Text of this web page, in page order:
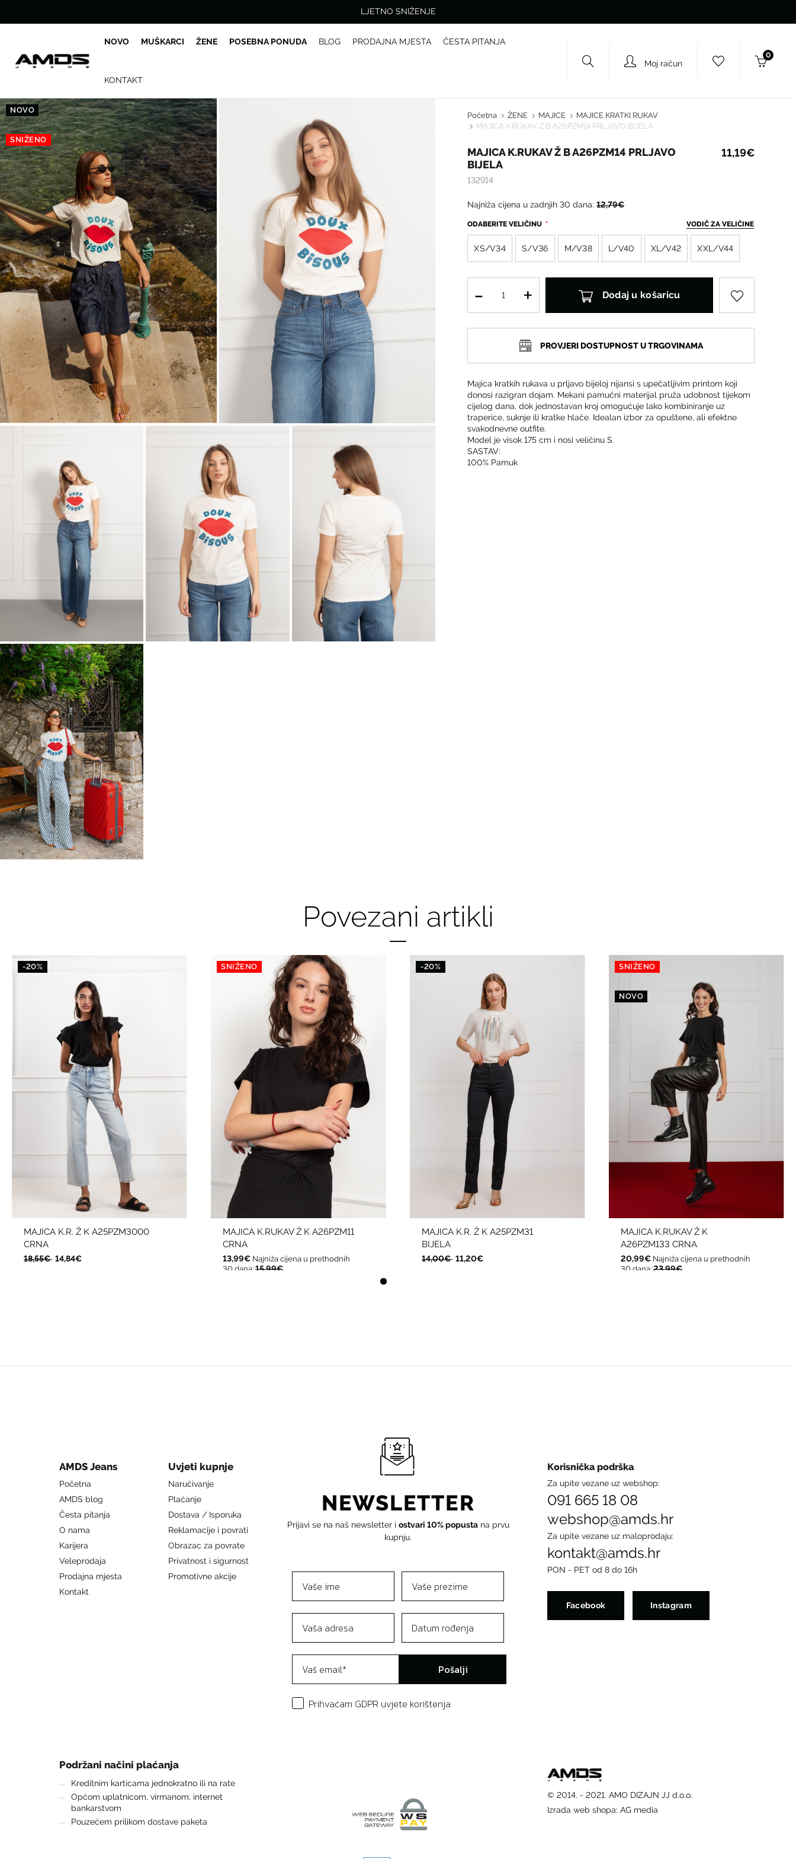
LJETNO SNIŽENJE
NOVO MUŠKARCI ŽENE POSEBNA PONUDA BLOG PRODAJNA MJESTA ČESTA PITANJA
KONTAKT
Moj račun
0
NOVO
SNIŽENO
Početna ŽENE MAJICE
MAJICE KRATKI RUKAV
MAJICA K.RUKAV Ž B A26PZM14 PRLJAVO BIJELA
MAJICA K.RUKAV Ž B A26PZM14 PRLJAVO
BIJELA
132914
11,19€
Najniža cijena u zadnjih 30 dana:12,79€
ODABERITE VELIČINU VODIČ ZA VELIČINE
XS/V34 S/V36 M/V38 L/V40 XL/V42 XXL/V44
Dodaj u košaricu
PROVJERI DOSTUPNOST U TRGOVINAMA
Majica kratkih rukava u prljavo bijeloj nijansi s upečatljivim printom koji
donosi razigran dojam. Mekani pamučni materijal pruža udobnost tijekom
cijelog dana, dok jednostavan kroj omogućuje lako kombiniranje uz
traperice, suknje ili kratke hlače. Idealan izbor za opuštene, ali efektne
svakodnevne outfite.
Model je visok 175 cm i nosi veličinu S.
SASTAV:
100% Pamuk
Povezani artikli
-20%
MAJICA K.R. Ž K A25PZM3000
CRNA
18,55€ 14,84€
SNIŽENO
MAJICA K.RUKAV Ž K A26PZM11
CRNA
13,99€ Najniža cijena u prethodnih
30 dana: 15,99€
-20%
MAJICA K.R. Ž K A25PZM31
BIJELA
14,00€ 11,20€
SNIŽENO
NOVO
MAJICA K.RUKAV Ž K
A26PZM133 CRNA
20,99€ Najniža cijena u prethodnih
30 dana: 23,99€
AMDS Jeans
Početna
AMDS blog
Česta pitanja
O nama
Karijera
Veleprodaja
Prodajna mjesta
Kontakt
Uvjeti kupnje
Naručivanje
Plaćanje
Dostava / Isporuka
Reklamacije i povrati
Obrazac za povrate
Privatnost i sigurnost
Promotivne akcije
NEWSLETTER
Prijavi se na naš newsletter i ostvari 10% popustana prvu
kupnju.
Pošalji
Prihvaćam GDPR uvjete korištenja
Korisnička podrška
Za upite vezane uz webshop:
091 665 18 08
webshop@amds.hr
Za upite vezane uz maloprodaju:
kontakt@amds.hr
PON - PET od 8 do 16h
Facebook Instagram
Podržani načini plaćanja
Kreditnim karticama jednokratno ili na rate
Općom uplatnicom, virmanom, internet
bankarstvom
Pouzećem prilikom dostave paketa
© 2014. - 2021. AMO DIZAJN JJ d.o.o.
Izrada web shopa: AG media